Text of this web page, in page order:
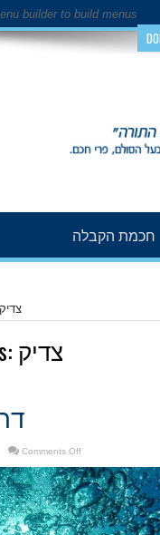
builder to build menus
חכמת הקבלה
צדיק
צדיק
Comments Offon
הצדיק